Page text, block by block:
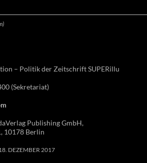
– Politik der Zeitschrift SUPERillu
(Sekretariat)
Publishing GmbH,
10178 Berlin
DEZEMBER 2017